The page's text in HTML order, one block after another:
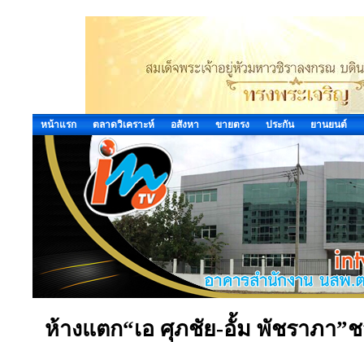
หน้าแรก ตลาดวิเคราะห์ อสังหา ขายตรง ประกัน ยานยนต์
ห้างแตก“เอ ศุภชัย-อั้ม พัชราภา”